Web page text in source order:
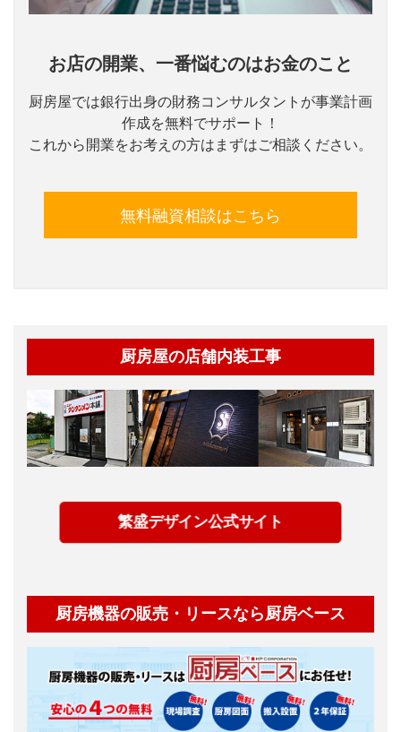
お店の開業、一番悩むのはお金のこと
厨房屋では銀行出身の財務コンサルタントが事業計画
作成を無料でサポート！
これから開業をお考えの方はまずはご相談ください。
無料融資相談はこちら
厨房屋の店舗内装工事
繁盛デザイン公式サイト
厨房機器の販売・リースなら厨房ベース